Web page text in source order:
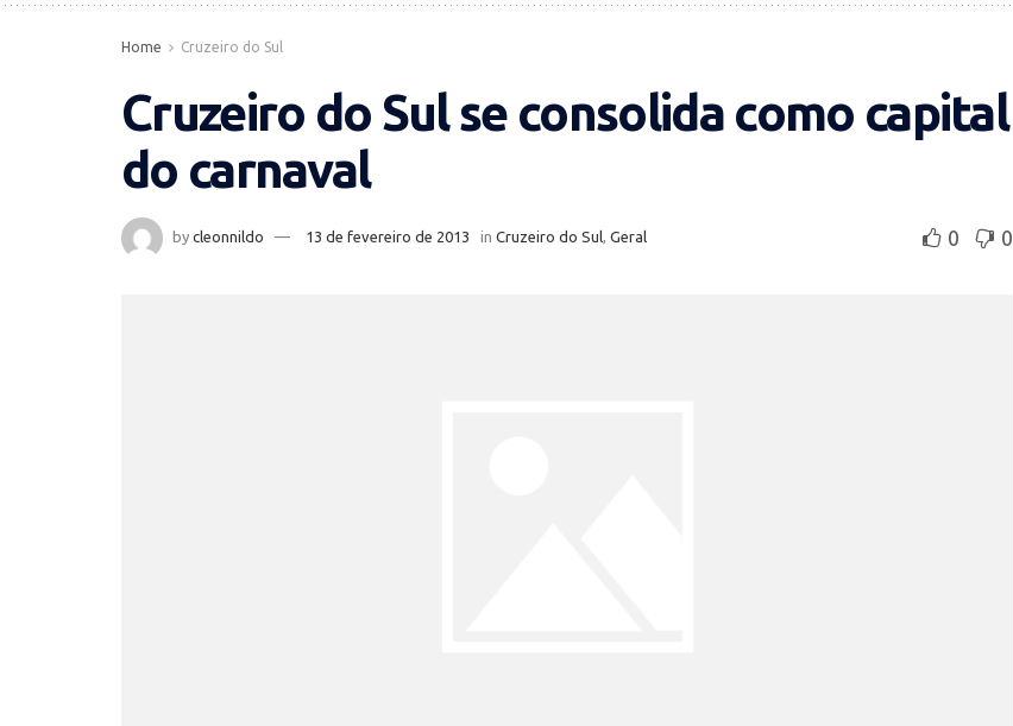
Home Cruzeiro do Sul
Cruzeiro do Sul se consolida como capital
do carnaval
by cleonnildo 13 de fevereiro de 2013 in Cruzeiro do Sul, Geral 0 0